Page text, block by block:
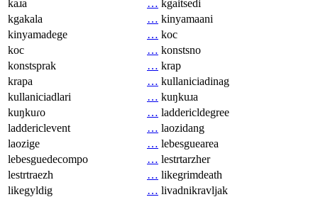
kaɹa
… kgaitsedi
kgakala
… kinyamaani
kinyamadege
… koc
koc
… konstsno
konstsprak
… krap
krapa
… kullaniciadinag
kullaniciadlari
… kuŋkuɹa
kuŋkuɾo
… laddericldegree
laddericlevent
… laozidang
laozige
… lebesguearea
lebesguedecompo
… lestrtarzher
lestrtraezh
… likegrimdeath
likegyldig
… livadnikravljak